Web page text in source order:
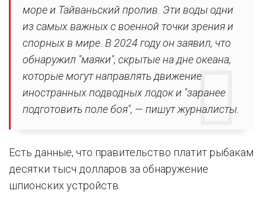
море и Тайваньский пролив. Эти воды одни
из самых важных с военной точки зрения и
спорных в мире. В 2024 году он заявил, что
обнаружил "маяки", скрытые на дне океана,
которые могут направлять движение
иностранных подводных лодок и "заранее
подготовить поле боя", — пишут журналисты.
Есть данные, что правительство платит рыбакам
десятки тысч долларов за обнаружение
шпионских устройств.